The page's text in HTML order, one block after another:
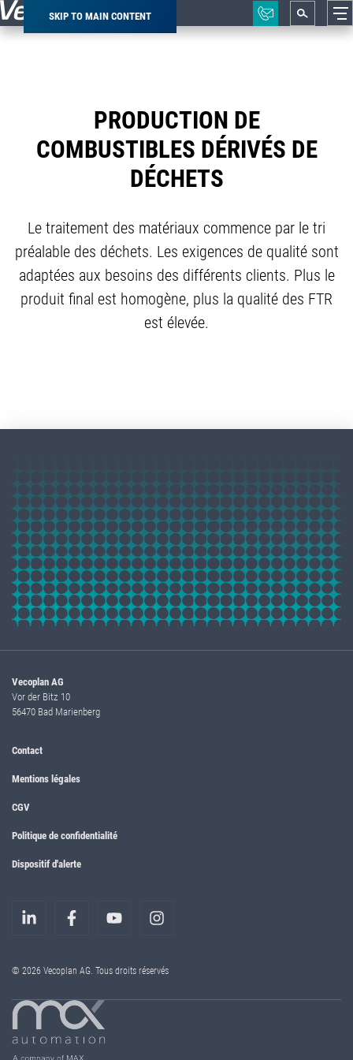
SKIP TO MAIN CONTENT
Breadcrumb
PRODUCTION DE
COMBUSTIBLES DÉRIVÉS DE
DÉCHETS
Le traitement des matériaux commence par le tri
préalable des déchets. Les exigences de qualité sont
adaptées aux besoins des différents clients. Plus le
produit final est homogène, plus la qualité des FTR
est élevée.
Vecoplan AG
Vor der Bitz 10
56470 Bad Marienberg
Contact
Mentions légales
CGV
Politique de confidentialité
Dispositif d'alerte
© 2026 Vecoplan AG. Tous droits réservés